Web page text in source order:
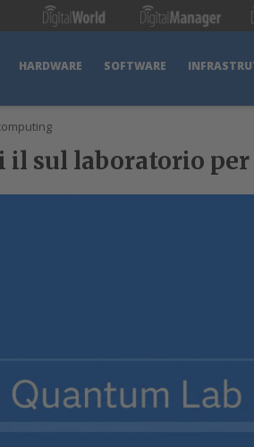
HARDWARE SOFTWARE
il sul laboratorio